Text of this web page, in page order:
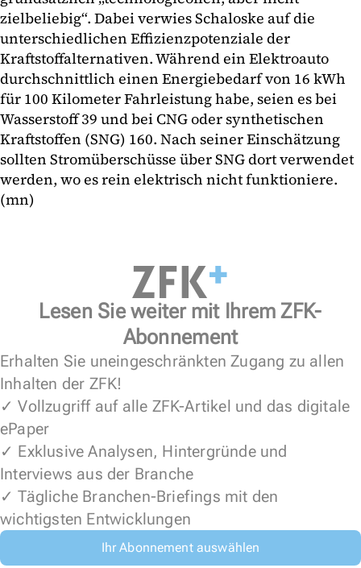
zielbeliebig“. Dabei verwies Schaloske auf die
unterschiedlichen Effizienzpotenziale der
Kraftstoffalternativen. Während ein Elektroauto
durchschnittlich einen Energiebedarf von 16 kWh
für 100 Kilometer Fahrleistung habe, seien es bei
Wasserstoff 39 und bei CNG oder synthetischen
Kraftstoffen (SNG) 160. Nach seiner Einschätzung
sollten Stromüberschüsse über SNG dort verwendet
werden, wo es rein elektrisch nicht funktioniere.
(mn)
Lesen Sie weiter mit Ihrem ZFK-
Abonnement
Erhalten Sie uneingeschränkten Zugang zu allen
Inhalten der ZFK!
✓ Vollzugriff auf alle ZFK-Artikel und das digitale
ePaper
✓ Exklusive Analysen, Hintergründe und
Interviews aus der Branche
✓ Tägliche Branchen-Briefings mit den
wichtigsten Entwicklungen
Ihr Abonnement auswählen